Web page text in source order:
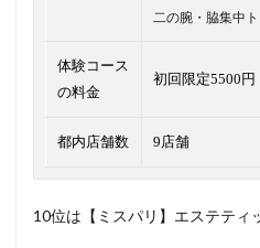
二の腕・脇集中
体験コース
の料金
初回限定5500円
都内店舗数 9店舗
10位は【ミスパリ】エステティ